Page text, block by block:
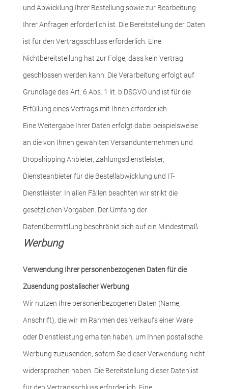
und Abwicklung Ihrer Bestellung sowie zur Bearbeitung
Ihrer Anfragen erforderlich ist. Die Bereitstellung der Daten
ist für den Vertragsschluss erforderlich. Eine
Nichtbereitstellung hat zur Folge, dass kein Vertrag
geschlossen werden kann. Die Verarbeitung erfolgt auf
Grundlage des Art. 6 Abs. 1 lit. b DSGVO und ist für die
Erfüllung eines Vertrags mit Ihnen erforderlich.
Eine Weitergabe Ihrer Daten erfolgt dabei beispielsweise
an die von Ihnen gewählten Versandunternehmen und
Dropshipping Anbieter, Zahlungsdienstleister,
Diensteanbieter für die Bestellabwicklung und IT-
Dienstleister. In allen Fällen beachten wir strikt die
gesetzlichen Vorgaben. Der Umfang der
Datenübermittlung beschränkt sich auf ein Mindestmaß.
Werbung
Verwendung Ihrer personenbezogenen Daten für die
Zusendung postalischer Werbung
Wir nutzen Ihre personenbezogenen Daten (Name,
Anschrift), die wir im Rahmen des Verkaufs einer Ware
oder Dienstleistung erhalten haben, um Ihnen postalische
Werbung zuzusenden, sofern Sie dieser Verwendung nicht
widersprochen haben. Die Bereitstellung dieser Daten ist